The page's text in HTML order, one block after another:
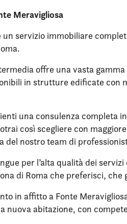
Meravigliosa
servizio immobiliare
offre una vasta
in strutture edificate con
una consulenza completa
così scegliere con
del nostro team di
per l’alta qualità dei
di Roma che preferisci,
in affitto a Fonte
nuova abitazione, con